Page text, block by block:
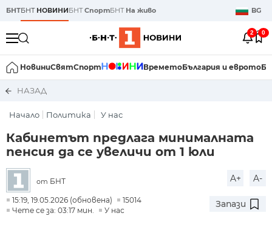
БНТБНТ НОВИНИБНТСпортБНТ На живо BG
2 0
НовиниСвятСпорт ВреметоБългария и еврото
НАЗАД
Начало Политика У нас
Кабинетът предлага минималната
пенсия да се увеличи от 1 юли
от БНТ A+ A-
15:19, 19.05.2026 (обновена)
15014
Чете се за: 03:17 мин.
У нас
Запази